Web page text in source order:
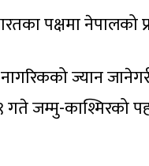
पक्षमा नेपालको
ज्यान
जम्मु-काश्मिरको